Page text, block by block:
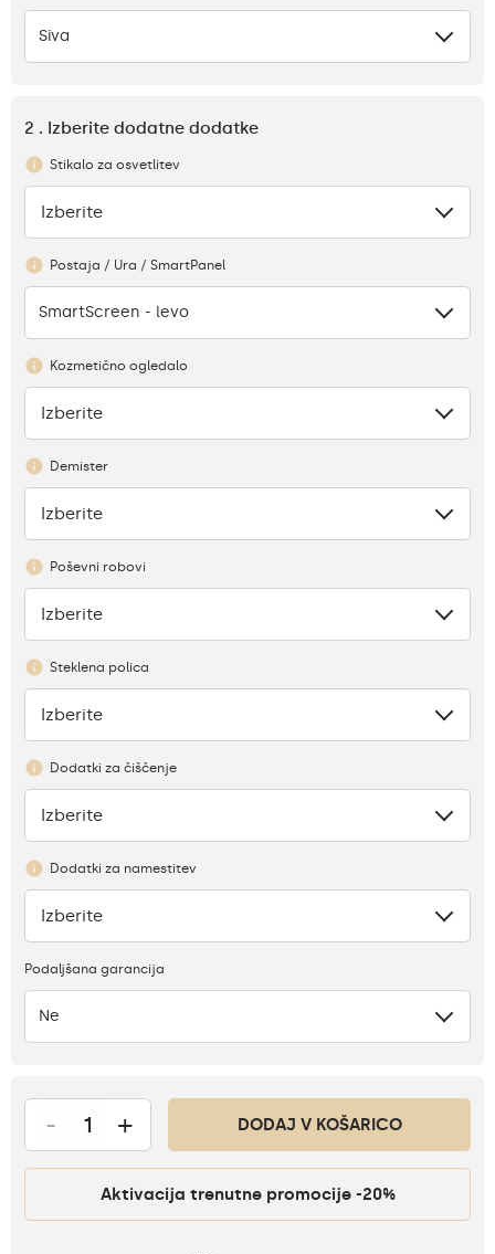
Siva
2 . Izberite dodatne dodatke
Stikalo za osvetlitev
Ni
Izberite
Postaja / Ura / SmartPanel
SmartScreen - levo
Kozmetično ogledalo
Ni
Izberite
Demister
Ni
Izberite
Poševni robovi
Ni
Izberite
Steklena polica
Pomanjkanje
Izberite
Dodatki za čiščenje
Ni
Izberite
Dodatki za namestitev
Ni
Izberite
Podaljšana garancija
Ne
- + DODAJ V KOŠARICO
Aktivacija trenutne promocije -20%